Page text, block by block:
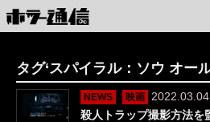
タグ‘スパイラル：ソウ オー
NEWS 映画
2022.03.04
殺人トラップ撮影方法